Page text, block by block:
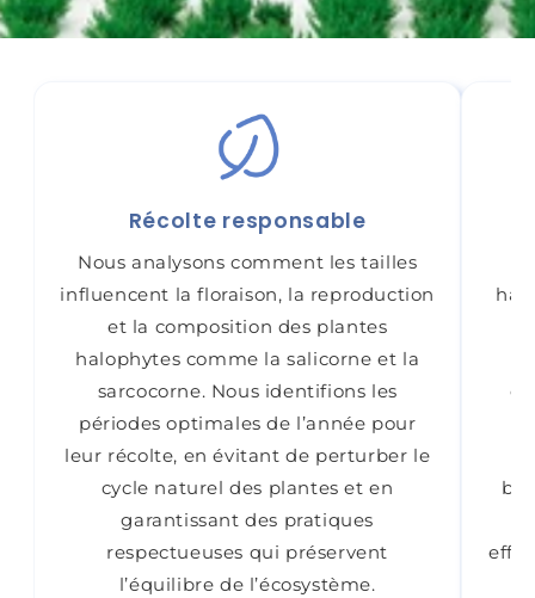
Récolte responsable
Nous analysons comment les tailles
influencent la floraison, la reproduction
et la composition des plantes
halophytes comme la salicorne et la
sarcocorne. Nous identifions les
périodes optimales de l’année pour
leur récolte, en évitant de perturber le
cycle naturel des plantes et en
garantissant des pratiques
respectueuses qui préservent
l’équilibre de l’écosystème.